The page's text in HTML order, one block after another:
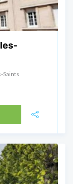
Saints